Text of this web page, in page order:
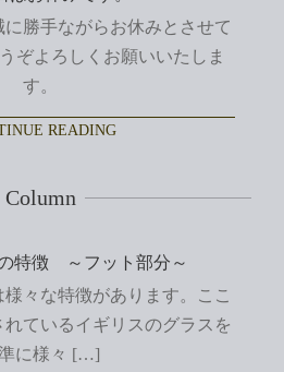
に勝手ながらお休みとさせて
ぞよろしくお願いいたしま
す。
READING
Column
特徴 ～フット部分～
々な特徴があります。ここ
ているイギリスのグラスを
に様々 […]